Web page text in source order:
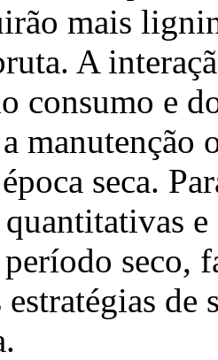
mais
A
consumo e
manutenção
seca.
seco,
de